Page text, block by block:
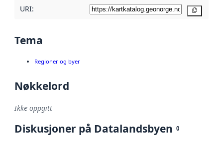
URI:
Tema
Regioner og byer
Nøkkelord
Ikke oppgitt
Diskusjoner på Datalandsbyen 0